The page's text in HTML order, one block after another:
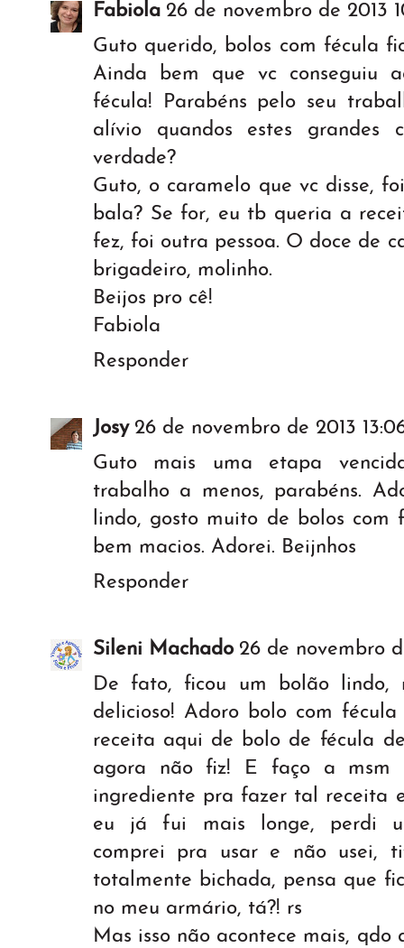
Fabiola 26 de novembro de 2013
Guto querido, bolos com fécula
Ainda bem que vc conseguiu
fécula! Parabéns pelo seu
alívio quandos estes grandes
verdade?
Guto, o caramelo que vc disse,
bala? Se for, eu tb queria a
fez, foi outra pessoa. O doce de
brigadeiro, molinho.
Beijos pro cê!
Fabiola
Responder
Josy 26 de novembro de 2013
Guto mais uma etapa
trabalho a menos, parabéns.
lindo, gosto muito de bolos com
bem macios. Adorei. Beijnhos
Responder
Sileni Machado 26 de novembro
De fato, ficou um bolão lindo,
delicioso! Adoro bolo com
receita aqui de bolo de fécula
agora não fiz! E faço a msm
ingrediente pra fazer tal receita
eu já fui mais longe, perdi
comprei pra usar e não usei,
totalmente bichada, pensa que
no meu armário, tá?! rs
Mas isso não acontece mais,